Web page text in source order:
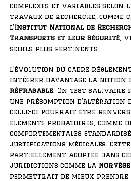
complexes et variables selon
travaux de recherche, comme
l’Institut National de
Transports et leur Sécurité ,
seuils plus pertinents.
L’évolution du cadre
intégrer davantage la notion
réfragable. Un test
une présomption d’altération
celle-ci pourrait être
éléments probatoires, comme
comportementales
justifications médicales. Cette
partiellement adoptée dans
juridictions comme la Norvège
permettrait de mieux prendre